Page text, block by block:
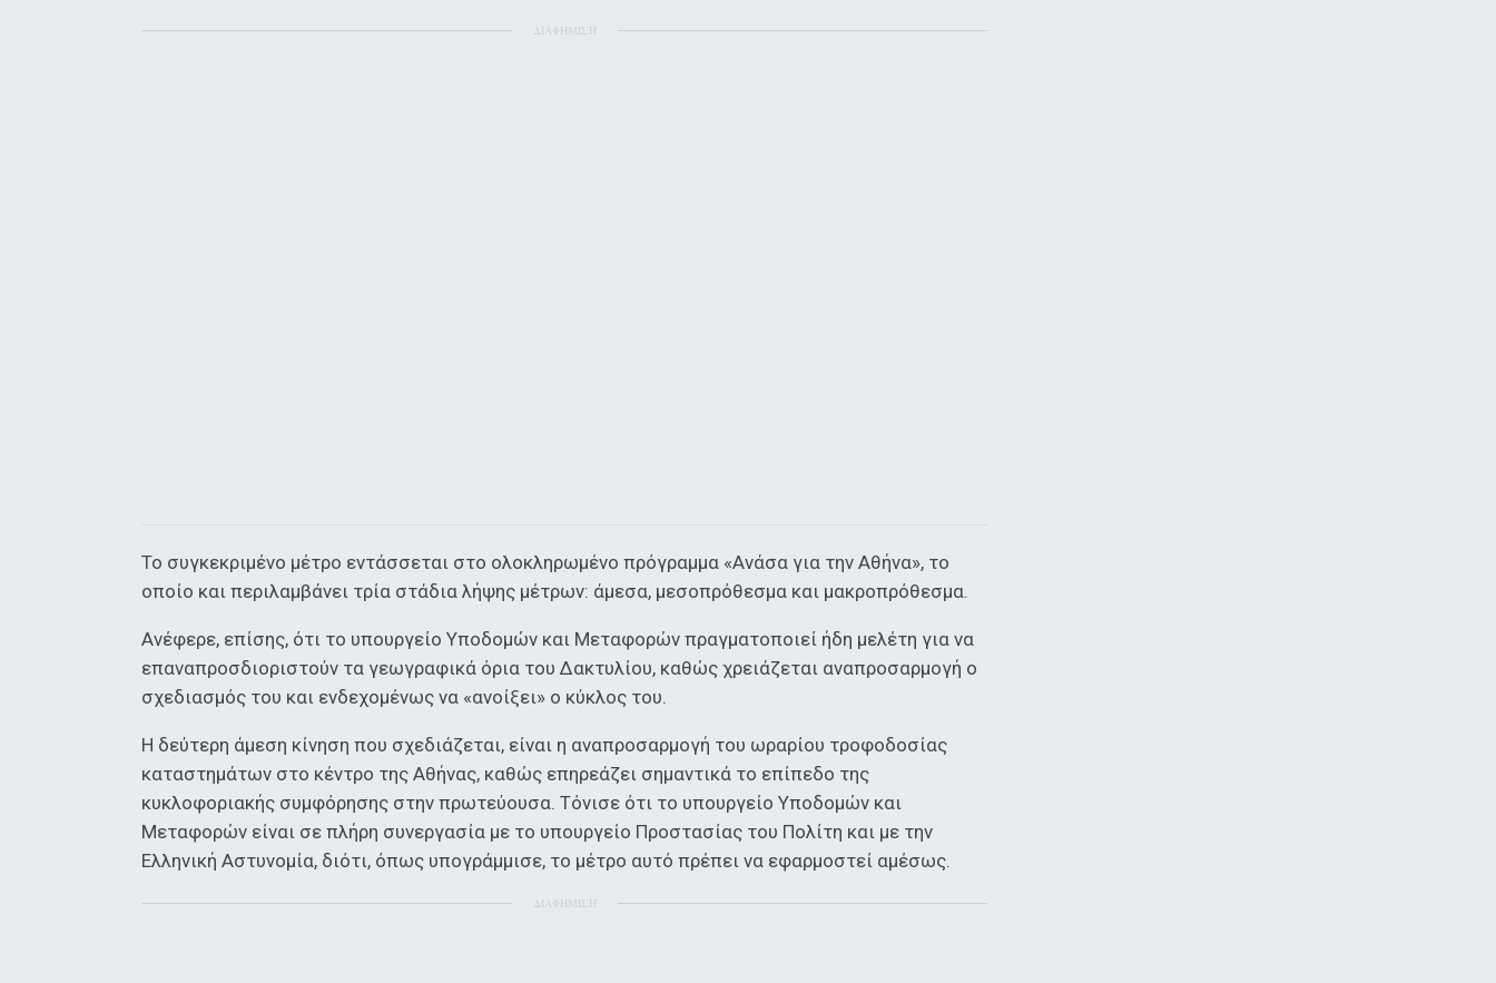
ΔΙΑΦΗΜΙΣΗ
Το συγκεκριμένο μέτρο εντάσσεται στο ολοκληρωμένο πρόγραμμα «Ανάσα για την Αθήνα», το
οποίο και περιλαμβάνει τρία στάδια λήψης μέτρων: άμεσα, μεσοπρόθεσμα και μακροπρόθεσμα.
Ανέφερε, επίσης, ότι το υπουργείο Υποδομών και Μεταφορών πραγματοποιεί ήδη μελέτη για να
επαναπροσδιοριστούν τα γεωγραφικά όρια του Δακτυλίου, καθώς χρειάζεται αναπροσαρμογή ο
σχεδιασμός του και ενδεχομένως να «ανοίξει» ο κύκλος του.
Η δεύτερη άμεση κίνηση που σχεδιάζεται, είναι η αναπροσαρμογή του ωραρίου τροφοδοσίας
καταστημάτων στο κέντρο της Αθήνας, καθώς επηρεάζει σημαντικά το επίπεδο της
κυκλοφοριακής συμφόρησης στην πρωτεύουσα. Τόνισε ότι το υπουργείο Υποδομών και
Μεταφορών είναι σε πλήρη συνεργασία με το υπουργείο Προστασίας του Πολίτη και με την
Ελληνική Αστυνομία, διότι, όπως υπογράμμισε, το μέτρο αυτό πρέπει να εφαρμοστεί αμέσως.
ΔΙΑΦΗΜΙΣΗ